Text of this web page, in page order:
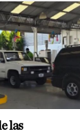
las